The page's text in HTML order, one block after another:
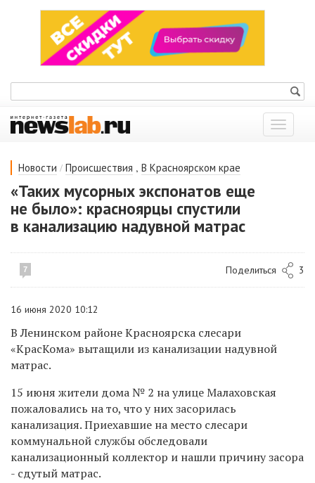
Показать
меню
Новости / Происшествия , В Красноярском крае
«Таких мусорных экспонатов еще
не было»: красноярцы спустили
в канализацию надувной матрас
7 Поделиться 3
16 июня 2020 10:12
В Ленинском районе Красноярска слесари
«КрасКома» вытащили из канализации надувной
матрас.
15 июня жители дома № 2 на улице Малаховская
пожаловались на то, что у них засорилась
канализация. Приехавшие на место слесари
коммунальной службы обследовали
канализационный коллектор и нашли причину засора
- сдутый матрас.